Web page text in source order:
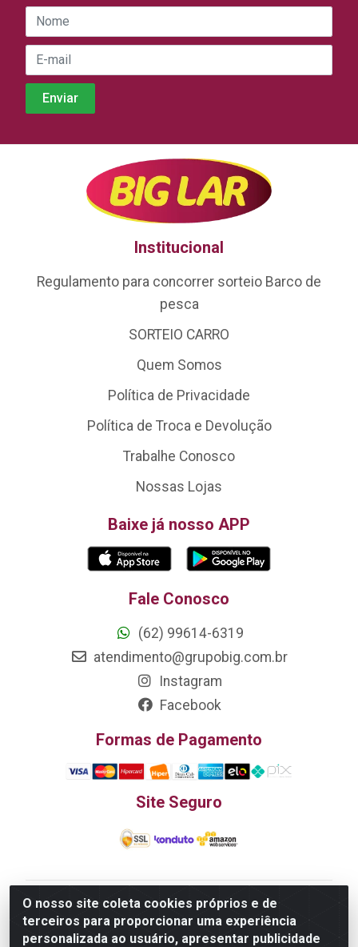
O nosso site coleta cookies próprios e de
terceiros para proporcionar uma experiência
personalizada ao usuário, apresentar publicidade
Institucional
Regulamento para concorrer sorteio Barco de
pesca
SORTEIO CARRO
Quem Somos
Política de Privacidade
Política de Troca e Devolução
Trabalhe Conosco
Nossas Lojas
Baixe já nosso APP
Fale Conosco
(62) 99614-6319
atendimento@grupobig.com.br
Instagram
Facebook
Formas de Pagamento
Site Seguro
Edn Utilidades Domésticas Importação e Exportação
LTDA - R. Edmundo Pinto da Cunha, LT APM 06, N 133 -
Res. Luiza Monteiro, Trindade - GO, 75385-000 - CNPJ